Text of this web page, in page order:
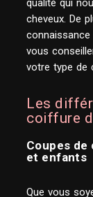
qualité qui
cheveux. De
vous
votre type de
Les
coiffure
Coupes
et enfants
Que vous